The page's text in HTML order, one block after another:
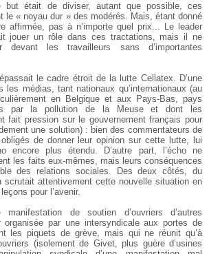
but était de diviser, autant que possible, ces
le « noyau dur » des modérés. Mais, étant donné
affirmée, pas à n’importe quel prix... Le leader
jouer un rôle dans ces tractations, mais il ne
devant les travailleurs sans d’importantes
le cadre étroit de la lutte Cellatex. D’une
les médias, tant nationaux qu’internationaux (au
en Belgique et aux Pays-Bas, pays
par la pollution de la Meuse et dont les
fait pression sur le gouvernement français pour
une solution) : bien des commentateurs de
de donner leur opinion sur cette lutte, lui
encore plus étendu. D’autre part, l’écho ne
les faits eux-mêmes, mais leurs conséquences
des relations sociales. Des deux côtés, du
attentivement cette nouvelle situation en
pour l’avenir.
de soutien d’ouvriers d’autres
organisée par une intersyndicale aux portes de
les piquets de grève, mais qui ne réunit qu’à
(isolement de Givet, plus guère d’usines